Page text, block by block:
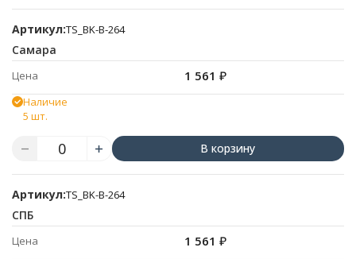
Артикул:TS_BK-B-264
Самара
Цена 1 561 ₽
Наличие
5 шт.
В корзину
Артикул:TS_BK-B-264
СПБ
Цена 1 561 ₽